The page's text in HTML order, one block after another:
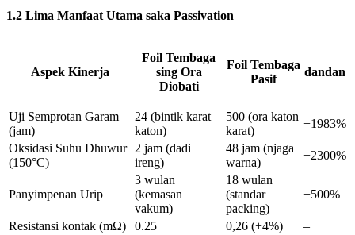
1.2 Lima Manfaat Utama saka Passivation
Aspek Kinerja
Foil Tembaga
sing Ora
Diobati
Foil Tembaga
Pasif
dandan
Uji Semprotan Garam
(jam)
24 (bintik karat
katon)
500 (ora katon
karat)
+1983%
Oksidasi Suhu Dhuwur
(150°C)
2 jam (dadi
ireng)
48 jam (njaga
warna)
+2300%
Panyimpenan Urip
3 wulan
(kemasan
vakum)
18 wulan
(standar
packing)
+500%
Resistansi kontak (mΩ) 0.25 0,26 (+4%)
–